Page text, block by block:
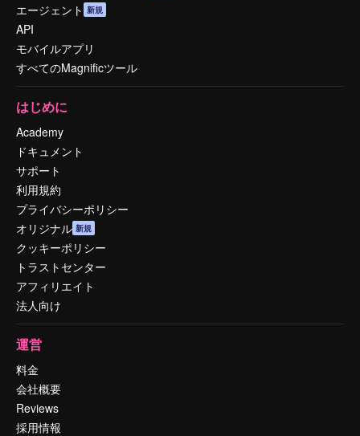
エージェント 新規
API
モバイルアプリ
すべてのMagnificツール
はじめに
Academy
ドキュメント
サポート
利用規約
プライバシーポリシー
オリジナル 新規
クッキーポリシー
トラストセンター
アフィリエイト
法人向け
運営
料金
会社概要
Reviews
採用情報